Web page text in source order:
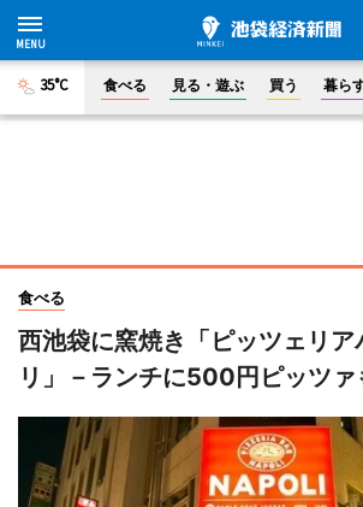
35°C 食べる 見る・遊ぶ 買う 暮ら
食べる
西池袋に窯焼き「ピッツェリア
リ」－ランチに500円ピッツァ